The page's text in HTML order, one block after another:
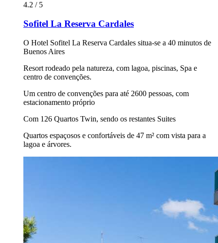
4.2 / 5
Sofitel La Reserva Cardales
O Hotel Sofitel La Reserva Cardales situa-se a 40 minutos de
Buenos Aires
Resort rodeado pela natureza, com lagoa, piscinas, Spa e
centro de convenções.
Um centro de convenções para até 2600 pessoas, com
estacionamento próprio
Com 126 Quartos Twin, sendo os restantes Suites
Quartos espaçosos e confortáveis de 47 m² com vista para a
lagoa e árvores.